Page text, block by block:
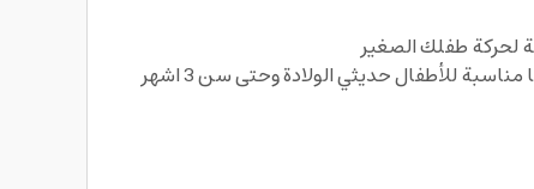
لحركة طفلك الصغير